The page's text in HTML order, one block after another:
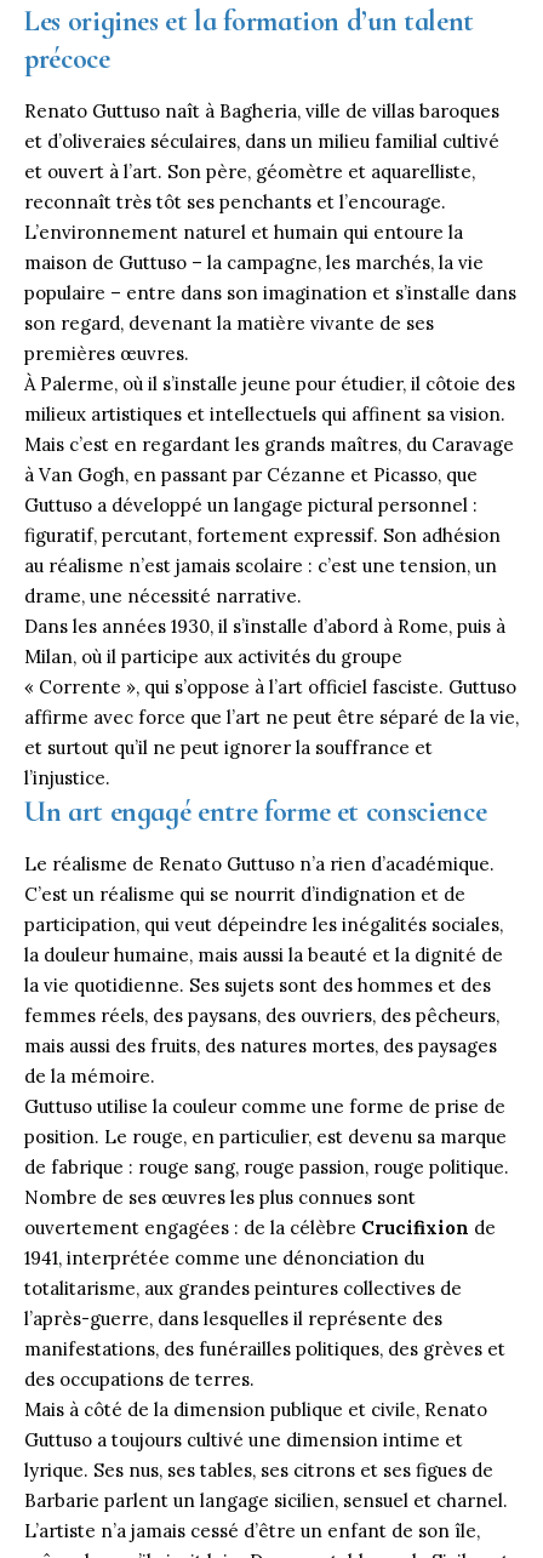
Les origines et la formation d’un talent
précoce
Renato Guttuso naît à Bagheria, ville de villas baroques
et d’oliveraies séculaires, dans un milieu familial cultivé
et ouvert à l’art. Son père, géomètre et aquarelliste,
reconnaît très tôt ses penchants et l’encourage.
L’environnement naturel et humain qui entoure la
maison de Guttuso – la campagne, les marchés, la vie
populaire – entre dans son imagination et s’installe dans
son regard, devenant la matière vivante de ses
premières œuvres.
À Palerme, où il s’installe jeune pour étudier, il côtoie des
milieux artistiques et intellectuels qui affinent sa vision.
Mais c’est en regardant les grands maîtres, du Caravage
à Van Gogh, en passant par Cézanne et Picasso, que
Guttuso a développé un langage pictural personnel :
figuratif, percutant, fortement expressif. Son adhésion
au réalisme n’est jamais scolaire : c’est une tension, un
drame, une nécessité narrative.
Dans les années 1930, il s’installe d’abord à Rome, puis à
Milan, où il participe aux activités du groupe
« Corrente », qui s’oppose à l’art officiel fasciste. Guttuso
affirme avec force que l’art ne peut être séparé de la vie,
et surtout qu’il ne peut ignorer la souffrance et
l’injustice.
Un art engagé entre forme et conscience
Le réalisme de Renato Guttuso n’a rien d’académique.
C’est un réalisme qui se nourrit d’indignation et de
participation, qui veut dépeindre les inégalités sociales,
la douleur humaine, mais aussi la beauté et la dignité de
la vie quotidienne. Ses sujets sont des hommes et des
femmes réels, des paysans, des ouvriers, des pêcheurs,
mais aussi des fruits, des natures mortes, des paysages
de la mémoire.
Guttuso utilise la couleur comme une forme de prise de
position. Le rouge, en particulier, est devenu sa marque
de fabrique : rouge sang, rouge passion, rouge politique.
Nombre de ses œuvres les plus connues sont
ouvertement engagées : de la célèbre Crucifixion de
1941, interprétée comme une dénonciation du
totalitarisme, aux grandes peintures collectives de
l’après-guerre, dans lesquelles il représente des
manifestations, des funérailles politiques, des grèves et
des occupations de terres.
Mais à côté de la dimension publique et civile, Renato
Guttuso a toujours cultivé une dimension intime et
lyrique. Ses nus, ses tables, ses citrons et ses figues de
Barbarie parlent un langage sicilien, sensuel et charnel.
L’artiste n’a jamais cessé d’être un enfant de son île,